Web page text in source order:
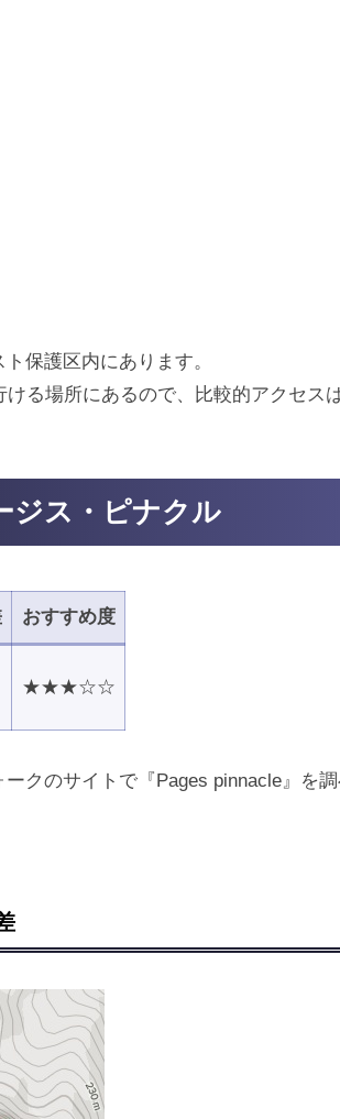
保護区内にあります。
る場所にあるので、比較的アクセス
ジス・ピナクル
おすすめ度
★★★☆☆
クのサイトで『Pages pinnacle』を